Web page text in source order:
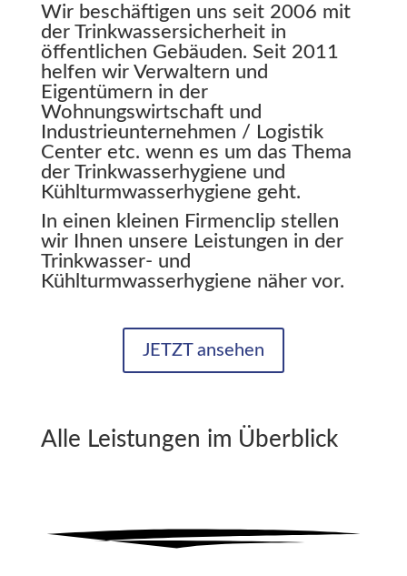
Wir beschäftigen uns seit 2006 mit
der Trinkwassersicherheit in
öffentlichen Gebäuden. Seit 2011
helfen wir Verwaltern und
Eigentümern in der
Wohnungswirtschaft und
Industrieunternehmen / Logistik
Center etc. wenn es um das Thema
der Trinkwasserhygiene und
Kühlturmwasserhygiene geht.
In einen kleinen Firmenclip stellen
wir Ihnen unsere Leistungen in der
Trinkwasser- und
Kühlturmwasserhygiene näher vor.
JETZT ansehen
Alle Leistungen im Überblick